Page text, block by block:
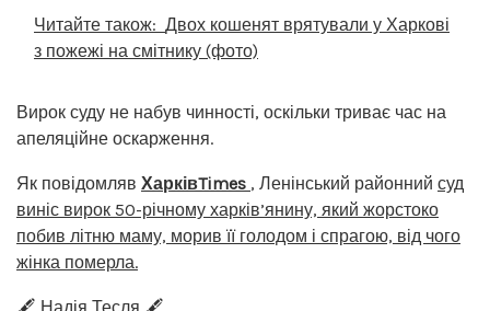
Читайте також: Двох кошенят врятували у Харкові
з пожежі на смітнику (фото)
Вирок суду не набув чинності, оскільки триває час на
апеляційне оскарження.
Як повідомляв ХарківTimes , Ленінський районний суд
виніс вирок 50-річному харків’янину, який жорстоко
побив літню маму, морив її голодом і спрагою, від чого
жінка померла.
🖋️ Надія Тесля 🖋️